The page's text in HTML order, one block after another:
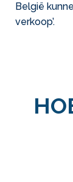
België
verkoop’.